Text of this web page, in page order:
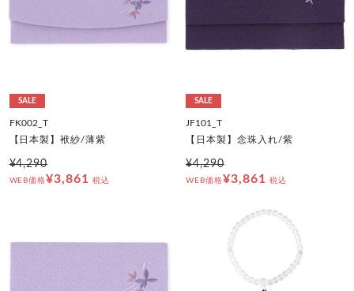
SALE
FK002_T
【日本製】袱紗/薄紫
¥4,290
WEB価格¥3,861 税込
SALE
JF101_T
【日本製】念珠入れ/紫
¥4,290
WEB価格¥3,861 税込